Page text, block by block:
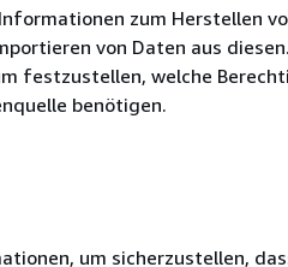
zum Herstellen
von Daten aus
festzustellen, welche
benötigen.
um sicherzustellen,